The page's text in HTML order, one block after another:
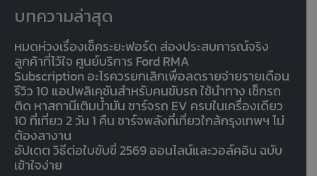
บทความล่าสุด
หมดห่วงเรื่องเช็คระยะฟอร์ด ส่องประสบการณ์จริง
ลูกค้าที่ไว้ใจ ศูนย์บริการ Ford RMA
Subscription อะไรควรยกเลิกเพื่อลดรายจ่ายรายเดือน
รีวิว 10 แอปพลิเคชันสำหรับคนขับรถ ใช้นำทาง เช็กรถ
ติด หาสถานีเติมน้ำมัน ชาร์จรถ EV ครบในเครื่องเดียว
10 ที่เที่ยว 2 วัน 1 คืน ชาร์จพลังที่เที่ยวใกล้กรุงเทพฯ ไม่
ต้องลางาน
อัปเดต วิธีต่อใบขับขี่ 2569 ออนไลน์และวอล์คอิน ฉบับ
เข้าใจง่าย